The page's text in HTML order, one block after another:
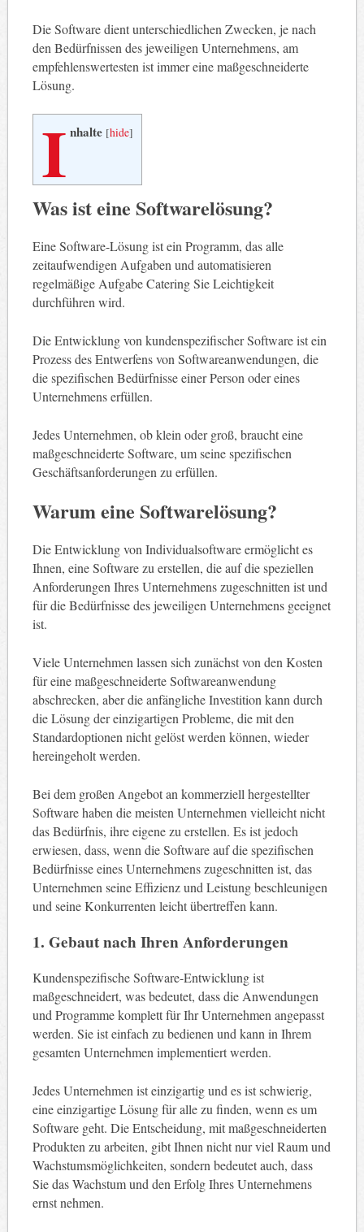
Die Software dient unterschiedlichen Zwecken, je nach
den Bedürfnissen des jeweiligen Unternehmens, am
empfehlenswertesten ist immer eine maßgeschneiderte
Lösung.
I nhalte [hide]
Was ist eine Softwarelösung?
Eine Software-Lösung ist ein Programm, das alle
zeitaufwendigen Aufgaben und automatisieren
regelmäßige Aufgabe Catering Sie Leichtigkeit
durchführen wird.
Die Entwicklung von kundenspezifischer Software ist ein
Prozess des Entwerfens von Softwareanwendungen, die
die spezifischen Bedürfnisse einer Person oder eines
Unternehmens erfüllen.
Jedes Unternehmen, ob klein oder groß, braucht eine
maßgeschneiderte Software, um seine spezifischen
Geschäftsanforderungen zu erfüllen.
Warum eine Softwarelösung?
Die Entwicklung von Individualsoftware ermöglicht es
Ihnen, eine Software zu erstellen, die auf die speziellen
Anforderungen Ihres Unternehmens zugeschnitten ist und
für die Bedürfnisse des jeweiligen Unternehmens geeignet
ist.
Viele Unternehmen lassen sich zunächst von den Kosten
für eine maßgeschneiderte Softwareanwendung
abschrecken, aber die anfängliche Investition kann durch
die Lösung der einzigartigen Probleme, die mit den
Standardoptionen nicht gelöst werden können, wieder
hereingeholt werden.
Bei dem großen Angebot an kommerziell hergestellter
Software haben die meisten Unternehmen vielleicht nicht
das Bedürfnis, ihre eigene zu erstellen. Es ist jedoch
erwiesen, dass, wenn die Software auf die spezifischen
Bedürfnisse eines Unternehmens zugeschnitten ist, das
Unternehmen seine Effizienz und Leistung beschleunigen
und seine Konkurrenten leicht übertreffen kann.
1. Gebaut nach Ihren Anforderungen
Kundenspezifische Software-Entwicklung ist
maßgeschneidert, was bedeutet, dass die Anwendungen
und Programme komplett für Ihr Unternehmen angepasst
werden. Sie ist einfach zu bedienen und kann in Ihrem
gesamten Unternehmen implementiert werden.
Jedes Unternehmen ist einzigartig und es ist schwierig,
eine einzigartige Lösung für alle zu finden, wenn es um
Software geht. Die Entscheidung, mit maßgeschneiderten
Produkten zu arbeiten, gibt Ihnen nicht nur viel Raum und
Wachstumsmöglichkeiten, sondern bedeutet auch, dass
Sie das Wachstum und den Erfolg Ihres Unternehmens
ernst nehmen.